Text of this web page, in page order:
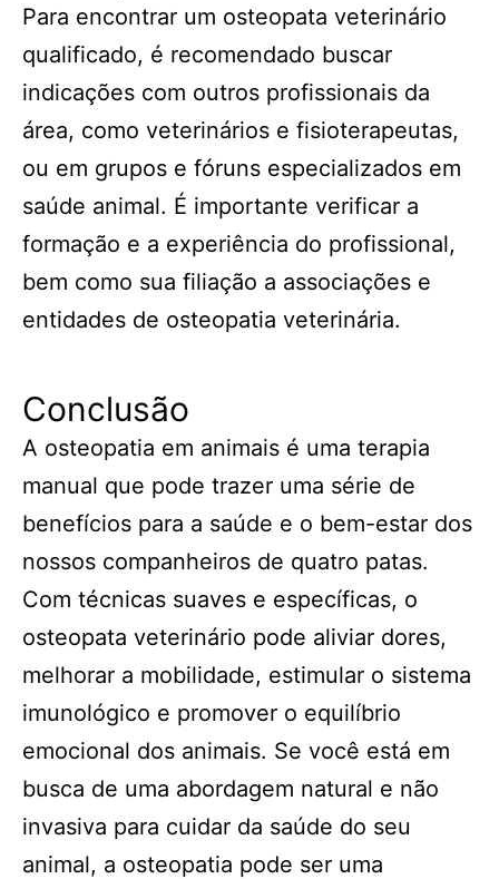
Para encontrar um osteopata veterinário
qualificado, é recomendado buscar
indicações com outros profissionais da
área, como veterinários e fisioterapeutas,
ou em grupos e fóruns especializados em
saúde animal. É importante verificar a
formação e a experiência do profissional,
bem como sua filiação a associações e
entidades de osteopatia veterinária.
Conclusão
A osteopatia em animais é uma terapia
manual que pode trazer uma série de
benefícios para a saúde e o bem-estar dos
nossos companheiros de quatro patas.
Com técnicas suaves e específicas, o
osteopata veterinário pode aliviar dores,
melhorar a mobilidade, estimular o sistema
imunológico e promover o equilíbrio
emocional dos animais. Se você está em
busca de uma abordagem natural e não
invasiva para cuidar da saúde do seu
animal, a osteopatia pode ser uma